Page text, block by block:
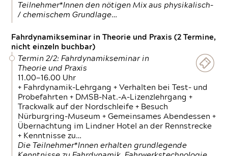
Teilnehmer*Innen den nötigen Mix aus physikalisch-
/ chemischem Grundlage…
Fahrdynamikseminar in Theorie und Praxis (2 Termine,
nicht einzeln buchbar)
Termin 2/2: Fahrdynamikseminar in
Theorie und Praxis
11.00—16.00 Uhr
+ Fahrdynamik-Lehrgang + Verhalten bei Test- und
Probefahrten + DMSB-Nat.-A-Lizenzlehrgang +
Trackwalk auf der Nordschleife + Besuch
Nürburgring-Museum + Gemeinsames Abendessen +
Übernachtung im Lindner Hotel an der Rennstrecke
+ Kenntnisse zu…
Die Teilnehmer*Innen erhalten grundlegende